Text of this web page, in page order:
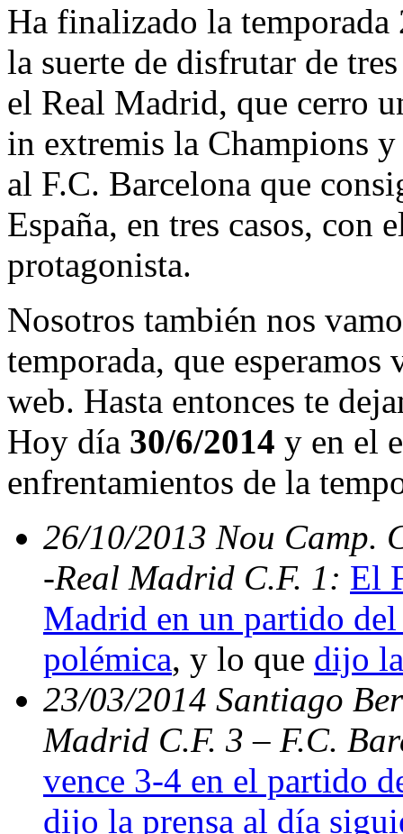
Ha finalizado la
la suerte de disfrutar de
el Real Madrid, que cerro
in extremis la Champions
al F.C. Barcelona que
España, en tres casos,
protagonista.
Nosotros también nos
temporada, que esperamos
web. Hasta entonces te
Hoy día 30/6/2014 y en el
enfrentamientos de la
26/10/2013 Nou Camp.
-Real Madrid C.F. 1: El
Madrid en un partido
polémica, y lo que dijo
23/03/2014 Santiago
Madrid C.F. 3 – F.C.
vence 3-4 en el partido
dijo la prensa al día